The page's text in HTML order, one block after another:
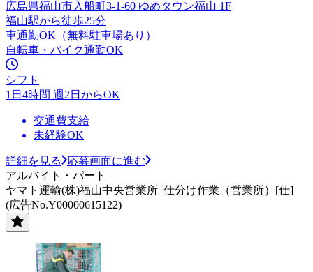
広島県福山市入船町3-1-60 ゆめタウン福山 1F
福山駅から徒歩25分
車通勤OK（無料駐車場あり）
自転車・バイク通勤OK
シフト
1日4時間 週2日からOK
交通費支給
未経験OK
詳細を見る
応募画面に進む
アルバイト・パート
ヤマト運輸(株)福山中央営業所_仕分け作業（営業所）[仕]
(広告No.Y00000615122)